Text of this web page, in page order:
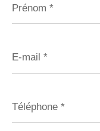
*
mail
*
*